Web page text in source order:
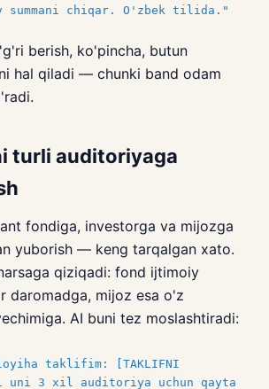
summani chiqar. O'zbek tilida."
berish, ko'pincha, butun
hal qiladi — chunki band odam
turli auditoriyaga
fondiga, investorga va mijozga
yuborish — keng tarqalgan xato.
qiziqadi: fond ijtimoiy
daromadga, mijoz esa o'z
AI buni tez moslashtiradi:
taklifim: [TAKLIFNI
uni 3 xil auditoriya uchun qayta